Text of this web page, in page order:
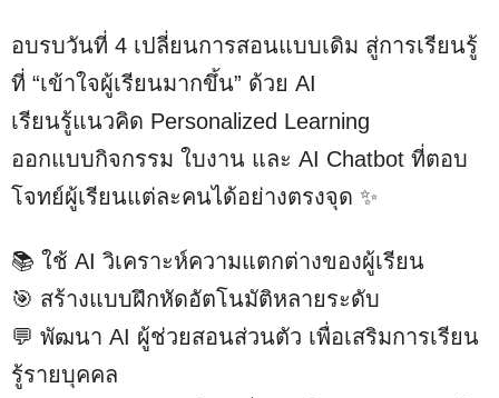
อบรบวันที่ 4 เปลี่ยนการสอนแบบเดิม สู่การเรียนรู้
ที่ “เข้าใจผู้เรียนมากขึ้น” ด้วย AI
เรียนรู้แนวคิด Personalized Learning
ออกแบบกิจกรรม ใบงาน และ AI Chatbot ที่ตอบ
โจทย์ผู้เรียนแต่ละคนได้อย่างตรงจุด ✨
📚 ใช้ AI วิเคราะห์ความแตกต่างของผู้เรียน
🎯 สร้างแบบฝึกหัดอัตโนมัติหลายระดับ
💬 พัฒนา AI ผู้ช่วยสอนส่วนตัว เพื่อเสริมการเรียน
รู้รายบุคคล